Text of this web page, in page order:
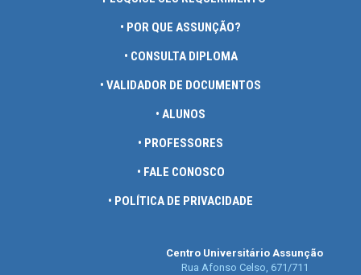
• POR QUE ASSUNÇÃO?
• CONSULTA DIPLOMA
• VALIDADOR DE DOCUMENTOS
• ALUNOS
• PROFESSORES
• FALE CONOSCO
• POLÍTICA DE PRIVACIDADE
Centro Universitário Assunção
Rua Afonso Celso, 671/711